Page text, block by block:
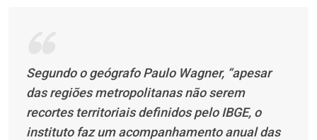
Segundo o geógrafo Paulo Wagner, “apesar
das regiões metropolitanas não serem
recortes territoriais definidos pelo IBGE, o
instituto faz um acompanhamento anual das